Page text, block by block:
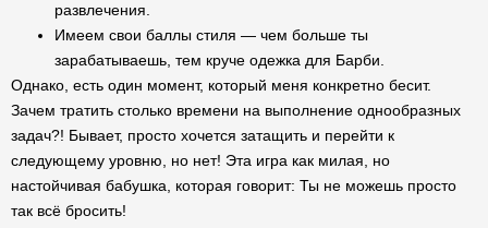
развлечения.
Имеем свои баллы стиля — чем больше ты
зарабатываешь, тем круче одежка для Барби.
Однако, есть один момент, который меня конкретно бесит.
Зачем тратить столько времени на выполнение однообразных
задач?! Бывает, просто хочется затащить и перейти к
следующему уровню, но нет! Эта игра как милая, но
настойчивая бабушка, которая говорит: Ты не можешь просто
так всё бросить!